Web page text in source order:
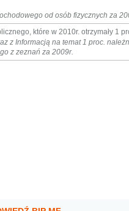
od osób fizycznych za
które w 2010r. otrzymały 1
z Informacją na temat 1 proc.
z zeznań za 2009r.